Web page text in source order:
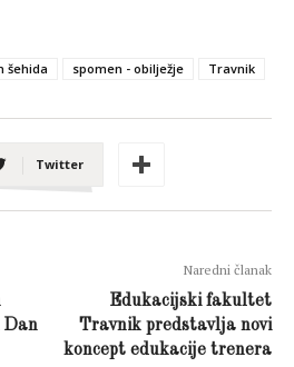
šehida spomen - obilježje Travnik
Twitter
Dan
Naredni članak
Edukacijski fakultet
Travnik predstavlja novi
koncept edukacije trenera